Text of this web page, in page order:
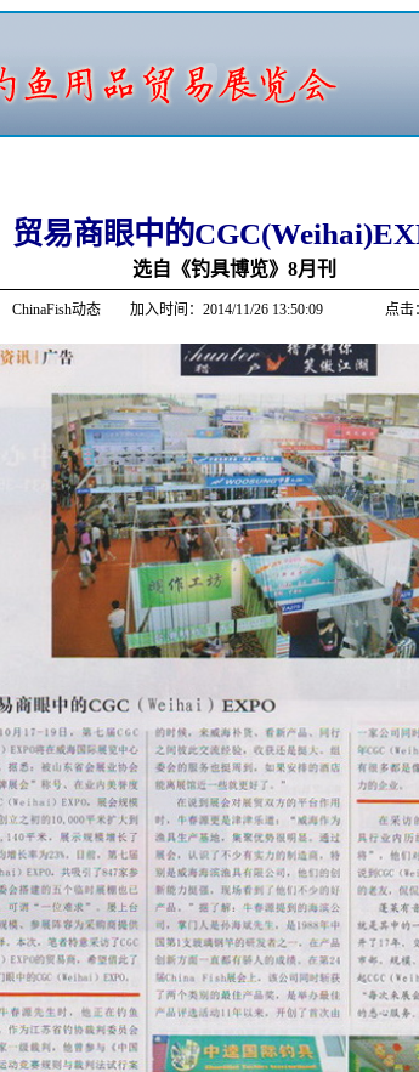
贸易商眼中的
选自《钓具博览》8月刊
ChinaFish动态 加入时间：2014/11/26 13:50:09 点击